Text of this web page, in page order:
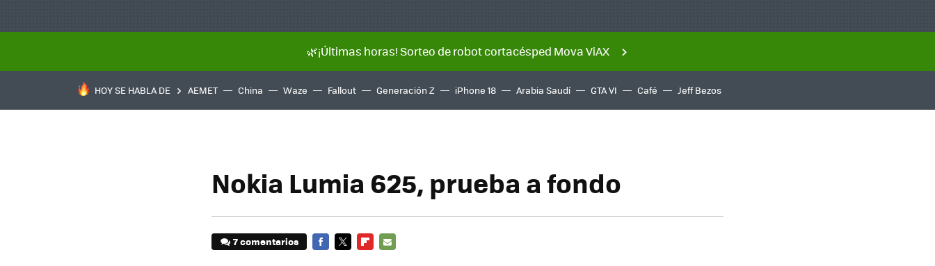
🌿¡Últimas horas! Sorteo de robot cortacésped Mova ViAX
HOY SE HABLA DE AEMET China Waze Fallout Generación Z iPhone 18 Arabia Saudí GTA VI Café Jeff Bezos
Nokia Lumia 625, prueba a fondo
7 comentarios